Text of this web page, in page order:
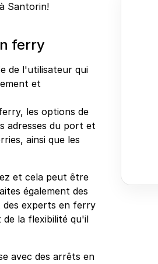
Santorin!
ferry
de l'utilisateur qui
et
les options de
adresses du port et
ainsi que les
et cela peut être
également des
des experts en ferry
la flexibilité qu'il
avec des arrêts en